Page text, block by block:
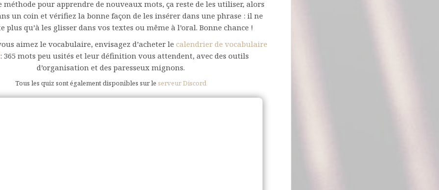
méthode pour apprendre de nouveaux mots, ça reste de les utiliser, alors
un coin et vérifiez la bonne façon de les insérer dans une phrase : il ne
plus qu’à les glisser dans vos textes ou même à l’oral. Bonne chance !
aimez le vocabulaire, envisagez d’acheter le calendrier de vocabulaire
365 mots peu usités et leur définition vous attendent, avec des outils
d’organisation et des paresseux mignons.
Tous les quiz sont également disponibles sur le serveur Discord